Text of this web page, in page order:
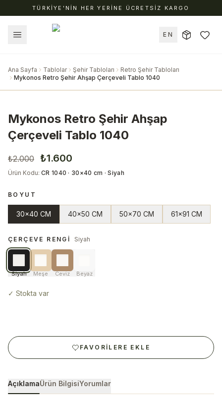
TÜRKİYE'NİN HER YERİNE ÜCRETSİZ KARGO
EN
Ana Sayfa Tablolar Şehir Tabloları
Retro Şehir Tabloları
Mykonos Retro Şehir Ahşap Çerçeveli Tablo 1040
Mykonos Retro Şehir Ahşap
Çerçeveli Tablo 1040
₺2.000 ₺1.600
Ürün Kodu: CR 1040 · 30×40 cm · Siyah
BOYUT
30x40 CM 40x50 CM 50x70 CM 61x91 CM
ÇERÇEVE RENGI Siyah
Siyah Meşe Ceviz Beyaz
✓ Stokta var
FAVORILERE EKLE
AçıklamaÜrün BilgisiYorumlar